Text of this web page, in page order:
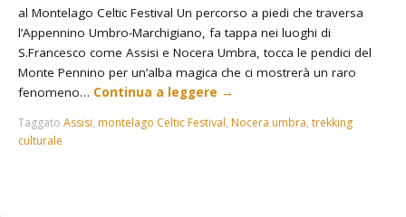
al Montelago Celtic Festival Un percorso a piedi che traversa
l’Appennino Umbro-Marchigiano, fa tappa nei luoghi di
S.Francesco come Assisi e Nocera Umbra, tocca le pendici del
Monte Pennino per un’alba magica che ci mostrerà un raro
fenomeno… Continua a leggere →
TaggatoAssisi, montelago Celtic Festival, Nocera umbra,trekking
culturale